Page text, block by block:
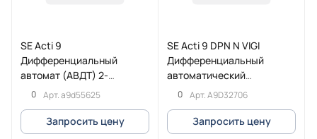
SE Acti 9
Дифференциальный
автомат (АВДТ) 2-
полюсный (1P+N) 25А
30мА (B) AC
0 Арт.a9d55625
Запросить цену
SE Acti 9 DPN N VIGI
Дифференциальный
автоматический
выключатель 4П 6КА C
30МA A
0 Арт.A9D32706
Запросить цену